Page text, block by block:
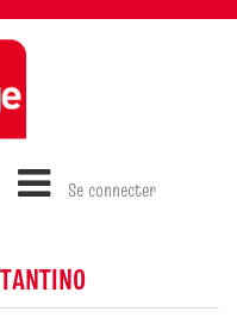
Se connecter